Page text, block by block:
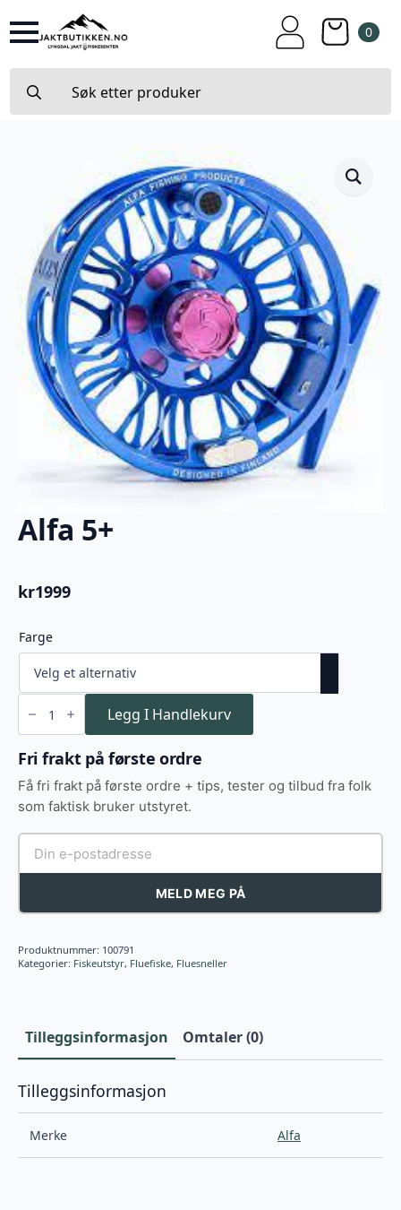
0
for:
Alfa 5+
kr1999
Farge
Alfa
5+ Legg I Handlekurv
Fri frakt på første ordre
Få fri frakt på første ordre + tips, tester og tilbud fra folk
som faktisk bruker utstyret.
MELD MEG PÅ
Produktnummer: 100791
Kategorier: Fiskeutstyr, Fluefiske, Fluesneller
Tilleggsinformasjon Omtaler (0)
Tilleggsinformasjon
Merke Alfa